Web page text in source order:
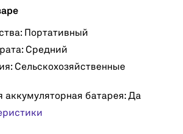
Портативный
Средний
Сельскохозяйственные
аккумуляторная батарея: Да